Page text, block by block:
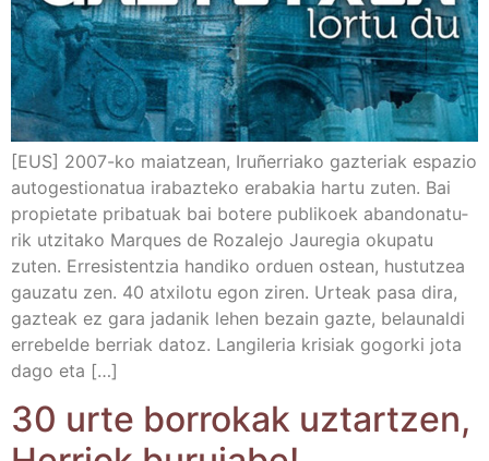
[EUS] 2007-ko maiatzean, Iru­ñe­rria­ko gaz­te­riak espa­zio
auto­ges­tio­na­tua ira­baz­te­ko era­ba­kia har­tu zuten. Bai
pro­pie­ta­te pri­ba­tuak bai bote­re publi­koek aban­do­na­tu­
rik utzi­ta­ko Mar­ques de Roza­le­jo Jau­re­gia oku­pa­tu
zuten. Erre­sis­ten­tzia han­di­ko orduen ostean, hus­tutzea
gau­za­tu zen. 40 atxi­lo­tu egon ziren. Urteak pasa dira,
gaz­teak ez gara jada­nik lehen bezain gaz­te, belau­nal­di
erre­bel­de berriak datoz. Lan­gi­le­ria kri­siak gogor­ki jota
dago eta […]
30 urte borro­kak uztar­tzen,